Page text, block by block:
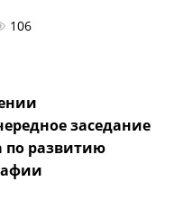
106
заседание
по развитию